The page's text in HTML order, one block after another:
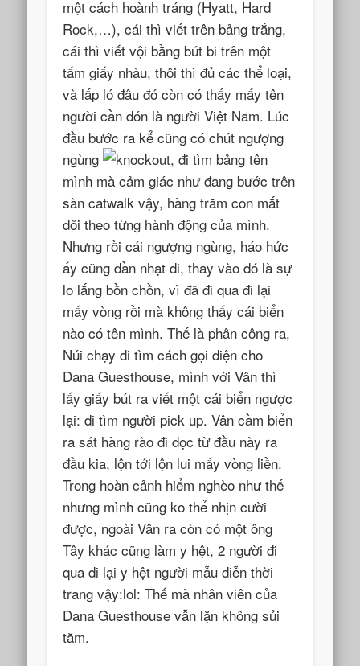
một cách hoành tráng (Hyatt, Hard
Rock,…), cái thì viết trên bảng trắng,
cái thì viết vội bằng bút bi trên một
tấm giấy nhàu, thôi thì đủ các thể loại,
và lấp ló đâu đó còn có thấy mấy tên
người cần đón là người Việt Nam. Lúc
đầu bước ra kể cũng có chút ngượng
ngùng
, đi tìm bảng tên
mình mà cảm giác như đang bước trên
sàn catwalk vậy, hàng trăm con mắt
dõi theo từng hành động của mình.
Nhưng rồi cái ngượng ngùng, háo hức
ấy cũng dần nhạt đi, thay vào đó là sự
lo lắng bồn chồn, vì đã đi qua đi lại
mấy vòng rồi mà không thấy cái biển
nào có tên mình. Thế là phân công ra,
Núi chạy đi tìm cách gọi điện cho
Dana Guesthouse, mình với Vân thì
lấy giấy bút ra viết một cái biển ngược
lại: đi tìm người pick up. Vân cầm biển
ra sát hàng rào đi dọc từ đầu này ra
đầu kia, lộn tới lộn lui mấy vòng liền.
Trong hoàn cảnh hiểm nghèo như thế
nhưng mình cũng ko thể nhịn cười
được, ngoài Vân ra còn có một ông
Tây khác cũng làm y hệt, 2 người đi
qua đi lại y hệt người mẫu diễn thời
trang vậy:lol: Thế mà nhân viên của
Dana Guesthouse vẫn lặn không sủi
tăm.